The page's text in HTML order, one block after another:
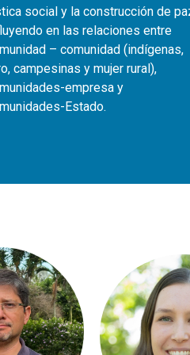
social y la construcción de
en las relaciones entre
– comunidad (indígenas,
campesinas y mujer rural),
empresa y
Estado.